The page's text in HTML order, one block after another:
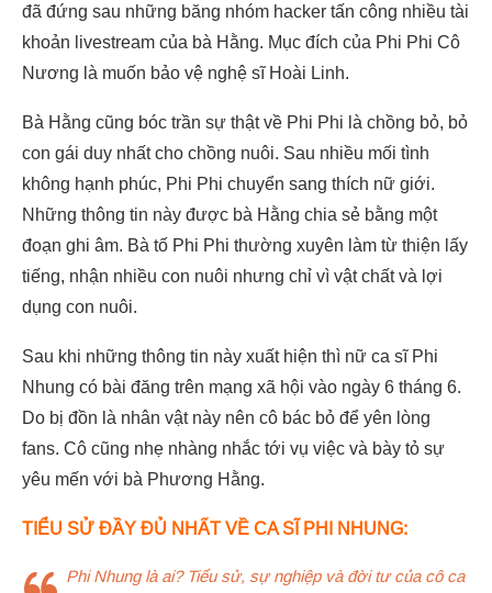
đã đứng sau những băng nhóm hacker tấn công nhiều tài
khoản livestream của bà Hằng. Mục đích của Phi Phi Cô
Nương là muốn bảo vệ nghệ sĩ Hoài Linh.
Bà Hằng cũng bóc trần sự thật về Phi Phi là chồng bỏ, bỏ
con gái duy nhất cho chồng nuôi. Sau nhiều mối tình
không hạnh phúc, Phi Phi chuyển sang thích nữ giới.
Những thông tin này được bà Hằng chia sẻ bằng một
đoạn ghi âm. Bà tố Phi Phi thường xuyên làm từ thiện lấy
tiếng, nhận nhiều con nuôi nhưng chỉ vì vật chất và lợi
dụng con nuôi.
Sau khi những thông tin này xuất hiện thì nữ ca sĩ Phi
Nhung có bài đăng trên mạng xã hội vào ngày 6 tháng 6.
Do bị đồn là nhân vật này nên cô bác bỏ để yên lòng
fans. Cô cũng nhẹ nhàng nhắc tới vụ việc và bày tỏ sự
yêu mến với bà Phương Hằng.
TIỂU SỬ ĐẦY ĐỦ NHẤT VỀ CA SĨ PHI NHUNG:
Phi Nhung là ai? Tiểu sử, sự nghiệp và đời tư của cô ca